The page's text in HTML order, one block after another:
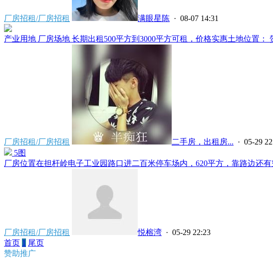
厂房招租/厂房招租 满眼星陈 · 08-07 14:31
产业用地 厂房场地 长期出租500平方到3000平方可租，价格实惠土地位置：
厂房招租/厂房招租 二手房，出租房... · 05-29
5图
厂房位置在担杆岭电子工业园路口进二百米停车场内，620平方，靠路边还有
厂房招租/厂房招租 悦榕湾 · 05-29 22:23
首页 1 尾页
赞助推广